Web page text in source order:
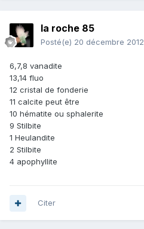
la roche 85
Posté(e) 20 décembre 2012
6,7,8 vanadite
13,14 fluo
12 cristal de fonderie
11 calcite peut être
10 hématite ou sphalerite
9 Stilbite
1 Heulandite
2 Stilbite
4 apophyllite
Citer